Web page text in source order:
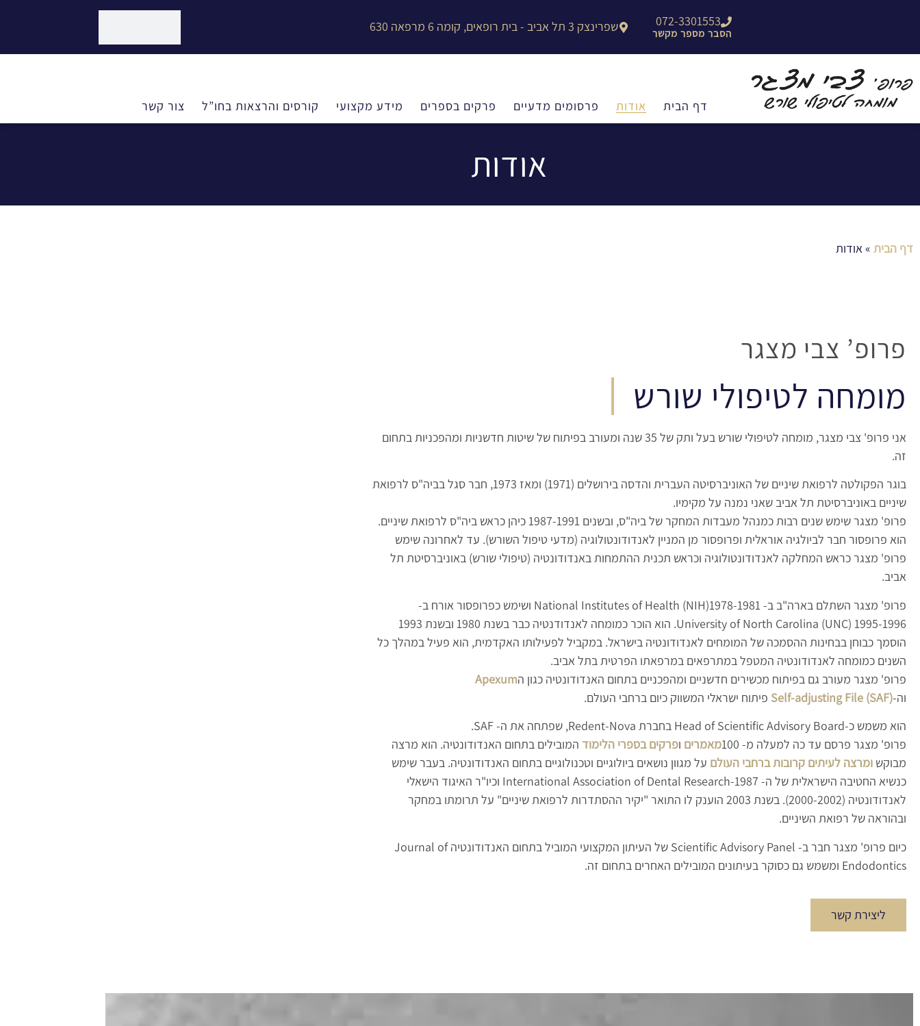
072-3301553
הסבר מספר מקשר שפרינצק 3 תל אביב - בית רופאים, קומה 6 מרפאה 630
דף הבית אודות פרסומים מדעיים פרקים בספרים מידע מקצועי קורסים והרצאות בחו”ל צור קשר
אודות
דף הבית »אודות
פרופ’ צבי מצגר
מומחה לטיפולי שורש
אני פרופ' צבי מצגר, מומחה לטיפולי שורש בעל ותק של 35 שנה ומעורב בפיתוח של שיטות חדשניות ומהפכניות בתחום
זה.
בוגר הפקולטה לרפואת שיניים של האוניברסיטה העברית והדסה בירושלים (1971) ומאז 1973, חבר סגל בביה"ס לרפואת
שיניים באוניברסיטת תל אביב שאני נמנה על מקימיו.
פרופ' מצגר שימש שנים רבות כמנהל מעבדות המחקר של ביה"ס, ובשנים 1987-1991 כיהן כראש ביה"ס לרפואת שיניים.
הוא פרופסור חבר לביולגיה אוראלית ופרופסור מן המניין לאנדודונטולוגיה (מדעי טיפול השורש). עד לאחרונה שימש
פרופ' מצגר כראש המחלקה לאנדודונטולוגיה וכראש תכנית ההתמחות באנדודונטיה (טיפולי שורש) באוניברסיטת תל
אביב.
פרופ' מצגר השתלם בארה"ב ב- National Institutes of Health (NIH)1978-1981 ושימש כפרופסור אורח ב-
University of North Carolina (UNC) 1995-1996. הוא הוכר כמומחה לאנדודנטיה כבר בשנת 1980 ובשנת 1993
הוסמך כבוחן בבחינות ההסמכה של המומחים לאנדודונטיה בישראל. במקביל לפעילותו האקדמית, הוא פעיל במהלך כל
השנים כמומחה לאנדודונטיה המטפל במתרפאים במרפאתו הפרטית בתל אביב.
פרופ' מצגר מעורב גם בפיתוח מכשירים חדשניים ומהפכניים בתחום האנדודונטיה כגון הApexum
וה-(Self-adjusting File (SAF
פיתוח ישראלי המשווק כיום ברחבי העולם.
הוא משמש כ-Head of Scientific Advisory Board בחברת Redent-Nova, שפתחה את ה- SAF.
פרופ' מצגר פרסם עד כה למעלה מ- 100
מאמרים ופרקים בספרי הלימוד המובילים בתחום האנדודונטיה. הוא מרצה
מבוקש ומרצה לעיתים קרובות ברחבי העולם על מגוון נושאים ביולוגיים וטכנולוגיים בתחום האנדודונטיה. בעבר שימש
כנשיא החטיבה הישראלית של ה- 1987-International Association of Dental Research וכיו"ר האיגוד הישאלי
לאנדודונטיה (2000-2002). בשנת 2003 הוענק לו התואר "יקיר ההסתדרות לרפואת שיניים" על תרומתו במחקר
ובהוראה של רפואת השיניים.
כיום פרופ' מצגר חבר ב- Scientific Advisory Panel של העיתון המקצועי המוביל בתחום האנדודונטיה Journal of
Endodontics ומשמש גם כסוקר בעיתונים המובילים האחרים בתחום זה.
ליצירת קשר